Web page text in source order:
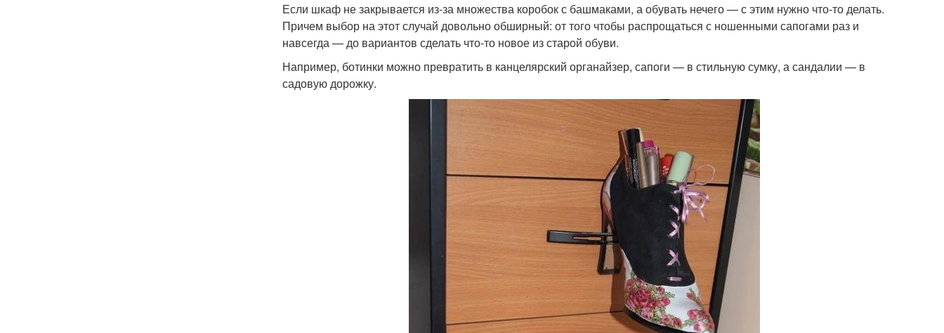
Если шкаф не закрывается из-за множества коробок с башмаками, а обувать нечего — с этим нужно что-то делать.
Причем выбор на этот случай довольно обширный: от того чтобы распрощаться с ношенными сапогами раз и
навсегда — до вариантов сделать что-то новое из старой обуви.
Например, ботинки можно превратить в канцелярский органайзер, сапоги — в стильную сумку, а сандалии — в
садовую дорожку.